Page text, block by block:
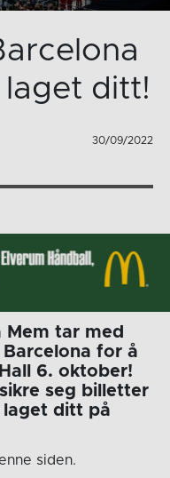
laget ditt!
30/09/2022
Mem tar med
for å
6. oktober!
seg billetter
laget ditt på
siden.